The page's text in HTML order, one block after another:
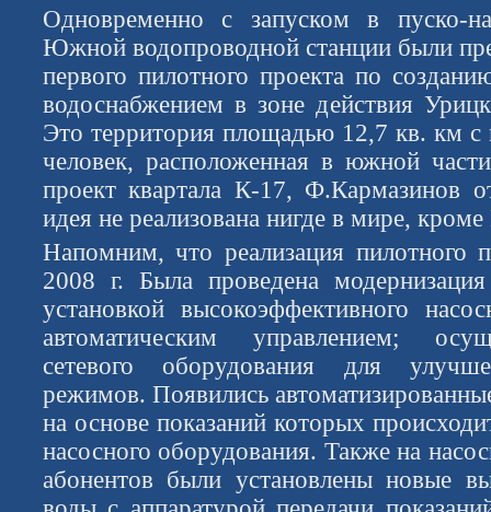
Одновременно с запуском в пуско-
Южной водопроводной станции были
первого пилотного проекта по
водоснабжением в зоне действия
Это территория площадью 12,7 кв. км с
человек, расположенная в южной
проект квартала К-17, Ф.Кармазинов
идея не реализована нигде в мире,
Напомним, что реализация пилотного
2008 г. Была проведена
установкой высокоэффективного
автоматическим управлением;
сетевого оборудования для
режимов. Появились
на основе показаний которых
насосного оборудования. Также на
абонентов были установлены новые